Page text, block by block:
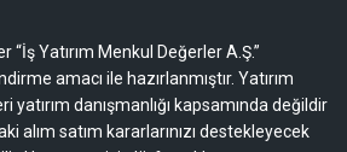
Yatırım Menkul Değerler A.Ş.”
amacı ile hazırlanmıştır. Yatırım
yatırım danışmanlığı kapsamında değildir
alım satım kararlarınızı destekleyecek